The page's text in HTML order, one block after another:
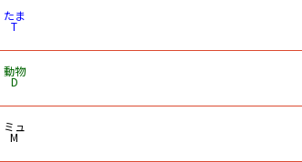
たま
T
動物
D
ミュ
M